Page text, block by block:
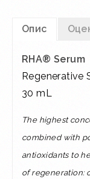
Опис
RHA® Serum
Regenerative
30 mL
The highest
combined with
antioxidants to
ofregeneration: